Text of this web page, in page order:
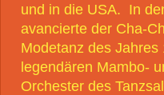
und in die USA. In
avancierte der Cha-
Modetanz des Jahres
legendären Mambo-
Orchester des